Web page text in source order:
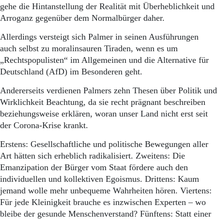
gehe die Hintanstellung der Realität mit Überheblichkeit und
Arroganz gegenüber dem Normalbürger daher.
Allerdings versteigt sich Palmer in seinen Ausführungen
auch selbst zu moralinsauren Tiraden, wenn es um
„Rechtspopulisten“ im Allgemeinen und die Alternative für
Deutschland (AfD) im Besonderen geht.
Andererseits verdienen Palmers zehn Thesen über Politik und
Wirklichkeit Beachtung, da sie recht prägnant beschreiben
beziehungsweise erklären, woran unser Land nicht erst seit
der Corona-Krise krankt.
Erstens: Gesellschaftliche und politische Bewegungen aller
Art hätten sich erheblich radikalisiert. Zweitens: Die
Emanzipation der Bürger vom Staat fördere auch den
individuellen und kollektiven Egoismus. Drittens: Kaum
jemand wolle mehr unbequeme Wahrheiten hören. Viertens:
Für jede Kleinigkeit brauche es inzwischen Experten – wo
bleibe der gesunde Menschenverstand? Fünftens: Statt einer